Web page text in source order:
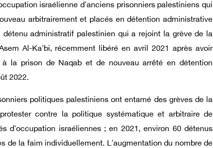
israélienne d'anciens prisonniers palestiniens qui
arbitrairement et placés en détention administrative
administratif palestinien qui a rejoint la grève de la
Al-Ka'bi, récemment libéré en avril 2021 après avoir
la prison de Naqab et de nouveau arrêté en détention
2022.
politiques palestiniens ont entamé des grèves de la
contre la politique systématique et arbitraire de
d'occupation israéliennes ; en 2021, environ 60 détenus
de la faim individuellement. L'augmentation du nombre de